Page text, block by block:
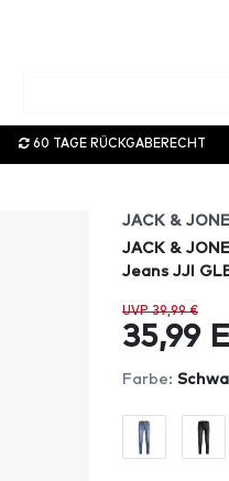
60 TAGE RÜCKGABERECHT
JACK &
JACK &
Jeans JJI
UVP 39,99 €
35,99
Farbe: